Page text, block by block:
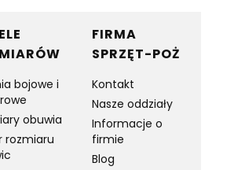
bojowe i
obuwia
rozmiaru
FIRMA
SPRZĘT-POŻ
Kontakt
Nasze oddziały
Informacje o
firmie
Blog